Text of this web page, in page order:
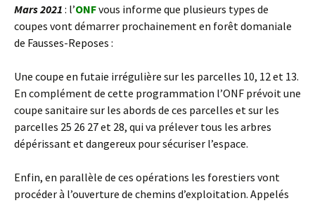
Mars 2021 : l’ONFvous informe que plusieurs types de
coupes vont démarrer prochainement en forêt domaniale
de Fausses-Reposes :
Une coupe en futaie irrégulière sur les parcelles 10, 12 et 13.
En complément de cette programmation l’ONF prévoit une
coupe sanitaire sur les abords de ces parcelles et sur les
parcelles 25 26 27 et 28, qui va prélever tous les arbres
dépérissant et dangereux pour sécuriser l’espace.
Enfin, en parallèle de ces opérations les forestiers vont
procéder à l’ouverture de chemins d’exploitation. Appelés